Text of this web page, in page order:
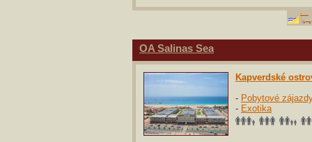
OA Salinas Sea
Kapverdské
- Pobytové
- Exotika